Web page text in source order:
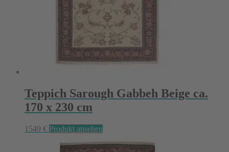
Teppich Sarough Gabbeh Beige ca.
170 x 230 cm
1549 € Produkt ansehen